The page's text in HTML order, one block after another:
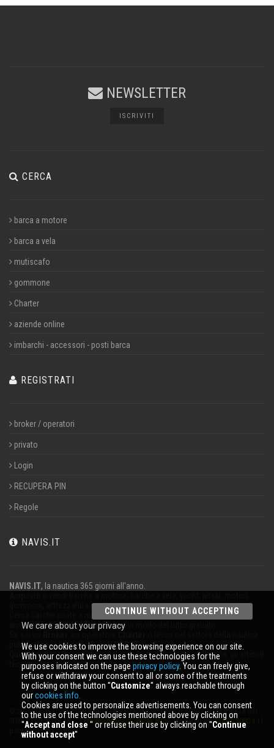
NEWSLETTER
ISCRIVITI
CERCA
barca a motore
barca a vela
mutiscafo
gommone
Charter
aziende online
imbarchi - accessori - posti barca
REGISTRATI
broker / operatori
privato
Login
RECUPERA PIN
Regole
NAVIS.IT
NAVIS.IT, la nautica 365 giorni all'anno.
gommoni, attrezzatura nautica.
Cerca barche usate e nuove nel nostro database oppure pubblica un
annuncio per vendere la tua barca in modo del tutto gratuito.
pubblicizza la tua attività suNAVIS.IT.
Qui troverai le ultime notizie dal mondo della nautica, della vela, gli articoli
tecnici; resta aggiornato con la nostra newsletter.
© 2026 NAVIS.IT® LOGHI REGISTRATI E SEGNI DISTINTIVI SONO DI PROPRIETÀ DEI
RISPETTIVI TITOLARI. | Privacy policy|Cookies info| powered by:START 2000 s.r.l.
p.iva IT-02134430301
CONTINUE WITHOUT ACCEPTING
We care about your privacy
We use cookies to improve the browsing experience on our site.
With your consent we can use these technologies for the
purposes indicated on the page privacy policy. You can freely give,
refuse or withdraw your consent to all or some of the treatments
by clicking on the button ''Customize'' always reachable through
ourcookies info.
Cookies are used to personalize advertisements. You can consent
to the use of the technologies mentioned above by clicking on
''Accept and close '' or refuse their use by clicking on ''Continue
without accept''